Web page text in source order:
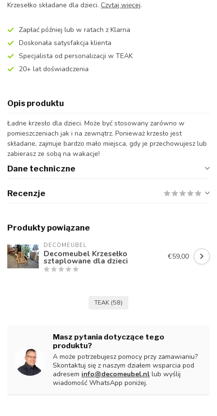
Krzesełko składane dla dzieci. Czytaj więcej.
Zapłać później lub w ratach z Klarna
Doskonała satysfakcja klienta
Specjalista od personalizacji w TEAK
20+ lat doświadczenia
Opis produktu
Ładne krzesło dla dzieci. Może być stosowany zarówno w
pomieszczeniach jak i na zewnątrz. Ponieważ krzesło jest
składane, zajmuje bardzo mało miejsca, gdy je przechowujesz lub
zabierasz ze sobą na wakacje!
Dane techniczne
Recenzje
Produkty powiązane
DECOMEUBEL
Decomeubel Krzesełko
sztaplowane dla dzieci €59,00
TEAK (58)
Masz pytania dotyczące tego
produktu?
A może potrzebujesz pomocy przy zamawianiu?
Skontaktuj się z naszym działem wsparcia pod
adresem info@decomeubel.nl lub wyślij
wiadomość WhatsApp poniżej.